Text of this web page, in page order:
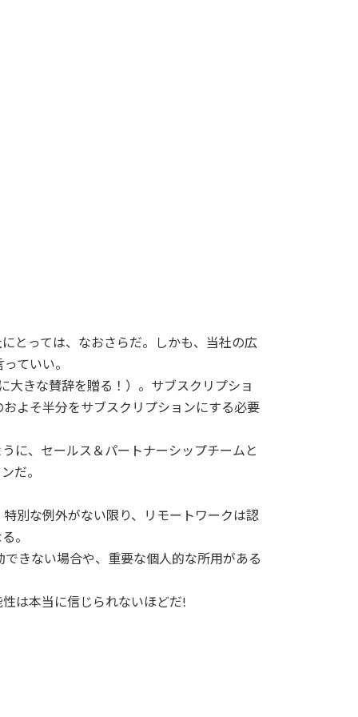
とっては、なおさらだ。しかも、当社の広
ていい。
きな賛辞を贈る！）。サブスクリプショ
よそ半分をサブスクリプションにする必要
に、セールス＆パートナーシップチームと
だ。
別な例外がない限り、リモートワークは認
。
きない場合や、重要な個人的な所用がある
は本当に信じられないほどだ!